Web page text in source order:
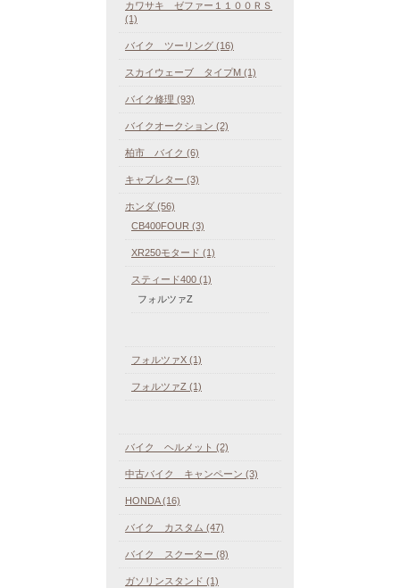
カワサキ ゼファー１１００ＲＳ
(1)
バイク ツーリング (16)
スカイウェーブ タイプM (1)
バイク修理 (93)
バイクオークション (2)
柏市 バイク (6)
キャブレター (3)
ホンダ (56)
CB400FOUR (3)
XR250モタード (1)
スティード400 (1)
フォルツァZ
フォルツァX (1)
フォルツァZ (1)
バイク ヘルメット (2)
中古バイク キャンペーン (3)
HONDA (16)
バイク カスタム (47)
バイク スクーター (8)
ガソリンスタンド (1)